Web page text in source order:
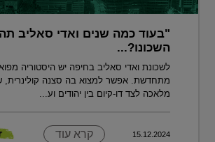
"בעוד כמה שנים ואדי סאליב
השכונו?...
לשכונת ואדי סאליב בחיפה יש היסטוריה
מתחדשת. אפשר למצוא בה סצנה קולינרית,
מלאכה לצד דו-קיום בין יהודים וע...
15.12.2024 קרא עוד